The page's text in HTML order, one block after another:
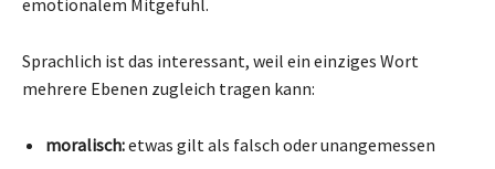
Sprachlich ist das interessant, weil ein einziges Wort
mehrere Ebenen zugleich tragen kann:
moralisch:etwas gilt als falsch oder unangemessen